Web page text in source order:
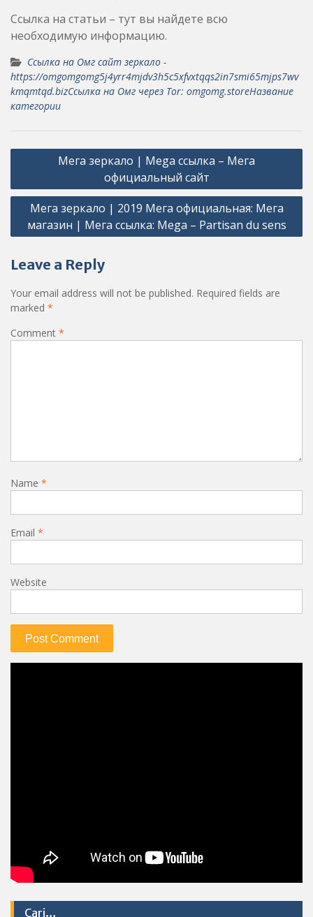
Ссылка на статьи – тут вы найдете всю
необходимую информацию.
Ссылка на Омг сайт зеркало -
https://omgomgomg5j4yrr4mjdv3h5c5xfvxtqqs2in7smi65mjps7wv
kmqmtqd.bizСсылка на Омг через Tor: omgomg.storeНазвание
категории
Post
Мега зеркало | Mega ссылка – Мега
официальный сайт
Мега зеркало | 2019 Мега официальная: Мега
магазин | Мега ссылка: Mega – Partisan du sens
Leave a Reply
Your email address will not be published. Required fields are
marked *
Comment *
Name *
Email *
Website
Cari…